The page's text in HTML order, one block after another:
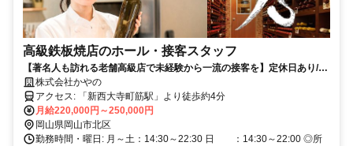
高級鉄板焼店のホール・接客スタッフ
【著名人も訪れる老舗高級店で未経験から一流の接客を】定休日あり/残
業ほぼなし/毎年昇給あり/賞与年2回あり
株式会社かやの
アクセス: 「新西大寺町筋駅」より徒歩約4分
月給220,000円～250,000円
岡山県岡山市北区
勤務時間・曜日: 月～土：14:30～22:30 日 ：14:30～22:00 ◎所